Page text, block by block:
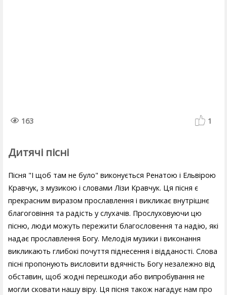
163 1
Дитячі пісні
Пісня "І щоб там не було" виконується Ренатою і Ельвірою
Кравчук, з музикою і словами Лізи Кравчук. Ця пісня є
прекрасним виразом прославлення і викликає внутрішнє
благоговіння та радість у слухачів. Прослуховуючи цю
пісню, люди можуть пережити благословення та надію, які
надає прославлення Богу. Мелодія музики і виконання
викликають глибокі почуття піднесення і відданості. Слова
пісні пропонують висловити вдячність Богу незалежно від
обставин, щоб жодні перешкоди або випробування не
могли сковати нашу віру. Ця пісня також нагадує нам про